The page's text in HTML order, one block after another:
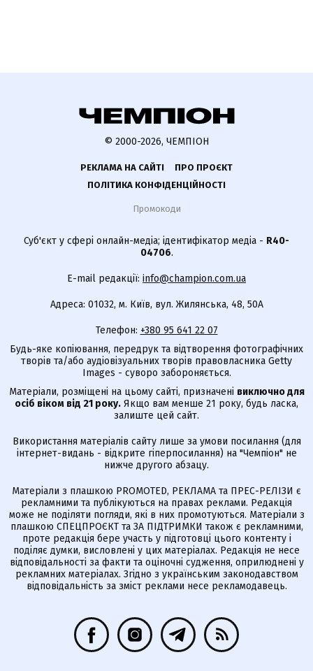
© 2000-2026, ЧЕМПІОН
РЕКЛАМА НА САЙТІ
ПРО ПРОЄКТ
ПОЛІТИКА КОНФІДЕНЦІЙНОСТІ
Промокоди
Суб'єкт у сфері онлайн-медіа; ідентифікатор медіа - R40-
04706.
E-mail редакції: info@champion.com.ua
Адреса: 01032, м. Київ, вул. Жилянська, 48, 50А
Телефон: +380 95 641 22 07
Будь-яке копіювання, передрук та відтворення фотографічних
творів та/або аудіовізуальних творів правовласника Getty
Images - суворо забороняється.
Матеріали, розміщені на цьому сайті, призначені виключно для
осіб віком від 21 року. Якщо вам менше 21 року, будь ласка,
залиште цей сайт.
Використання матеріалів сайту лише за умови посилання (для
інтернет-видань - відкрите гіперпосилання) на "Чемпіон" не
нижче другого абзацу.
Матеріали з плашкою PROMOTED, РЕКЛАМА та ПРЕС-РЕЛІЗИ є
рекламними та публікуються на правах реклами. Редакція
може не поділяти погляди, які в них промотуються. Матеріали з
плашкою СПЕЦПРОЄКТ та ЗА ПІДТРИМКИ також є рекламними,
проте редакція бере участь у підготовці цього контенту і
поділяє думки, висловлені у цих матеріалах. Редакція не несе
відповідальності за факти та оціночні судження, оприлюднені у
рекламних матеріалах. Згідно з українським законодавством
відповідальність за зміст реклами несе рекламодавець.